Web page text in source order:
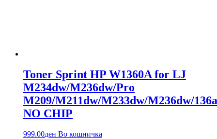
Toner Sprint HP W1360A for LJ
M234dw/M236dw/Pro
M209/M211dw/M233dw/M236dw/136a
NO CHIP
999.00ден Во кошничка